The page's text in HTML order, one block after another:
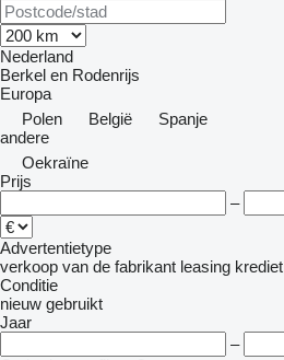
Nederland
Berkel en Rodenrijs
Europa
Polen
België
Spanje
andere
Oekraïne
Prijs
–
Advertentietype
verkoop van de fabrikant leasing krediet
Conditie
nieuw gebruikt
Jaar
–